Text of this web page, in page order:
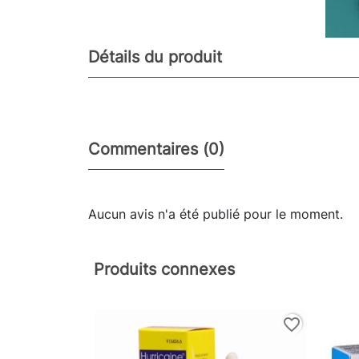
Détails du produit
Commentaires (0)
Aucun avis n'a été publié pour le moment.
Produits connexes
favorite_border